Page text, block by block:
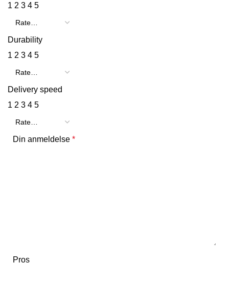
1 2 3 4 5
Durability
1 2 3 4 5
Delivery speed
1 2 3 4 5
Din anmeldelse *
Pros